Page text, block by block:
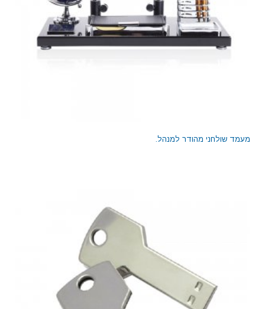
מעמד שולחני מהודר למנהל.